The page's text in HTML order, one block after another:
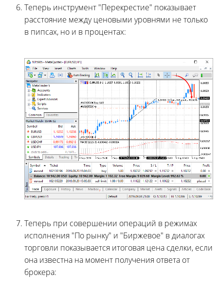
Теперь инструмент "Перекрестие" показывает
расстояние между ценовыми уровнями не только
в пипсах, но и в процентах:
Теперь при совершении операций в режимах
исполнения "По рынку" и "Биржевое" в диалогах
торговли показывается итоговая цена сделки, если
она известна на момент получения ответа от
брокера: